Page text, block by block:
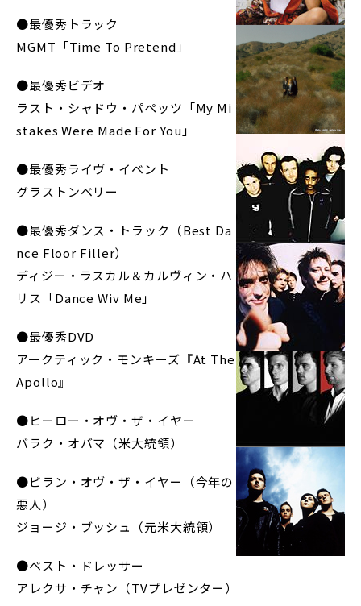
●最優秀トラック
MGMT「Time To Pretend」
●最優秀ビデオ
ラスト・シャドウ・パペッツ「My Mi
stakes Were Made For You」
●最優秀ライヴ・イベント
グラストンベリー
●最優秀ダンス・トラック（Best Da
nce Floor Filler）
ディジー・ラスカル＆カルヴィン・ハ
リス「Dance Wiv Me」
●最優秀DVD
アークティック・モンキーズ『At The
Apollo』
●ヒーロー・オヴ・ザ・イヤー
バラク・オバマ（米大統領）
●ビラン・オヴ・ザ・イヤー（今年の
悪人）
ジョージ・ブッシュ（元米大統領）
●ベスト・ドレッサー
アレクサ・チャン（TVプレゼンター）